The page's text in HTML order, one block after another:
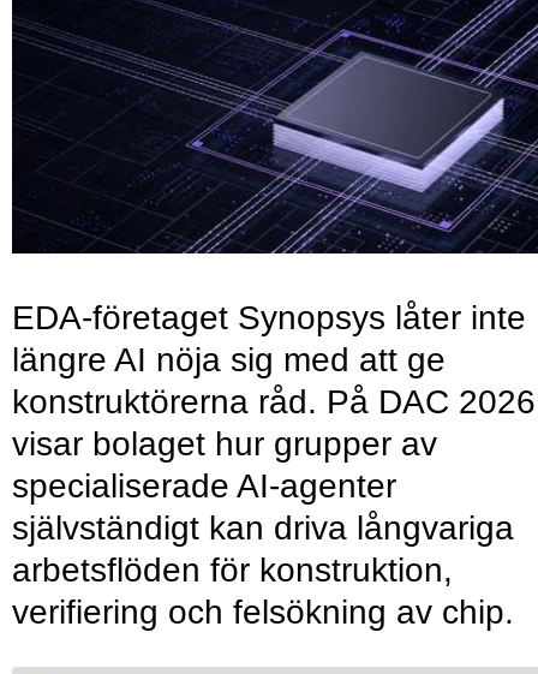
EDA-företaget Synopsys låter inte
längre AI nöja sig med att ge
konstruktörerna råd. På DAC 2026
visar bolaget hur grupper av
specialiserade AI-agenter
självständigt kan driva långvariga
arbetsflöden för konstruktion,
verifiering och felsökning av chip.